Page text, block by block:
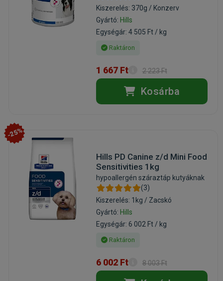
Kiszerelés: 370g / Konzerv
Gyártó: Hills
Egységár: 4 505 Ft / kg
Raktáron
1 667 Ft 2 223 Ft
Kosárba
-25%
Hills PD Canine z/d Mini Food
Sensitivities 1kg
hypoallergén száraztáp kutyáknak
(3)
Kiszerelés: 1kg / Zacskó
Gyártó: Hills
Egységár: 6 002 Ft / kg
Raktáron
6 002 Ft 8 003 Ft